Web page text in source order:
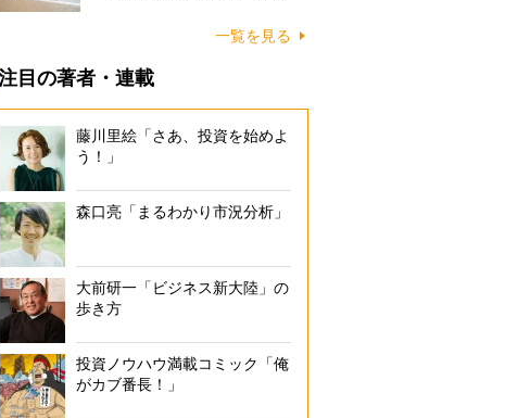
一覧を見る
目の著者・連載
藤川里絵「さあ、投資を始めよ
う！」
森口亮「まるわかり市況分析」
大前研一「ビジネス新大陸」の
歩き方
投資ノウハウ満載コミック「俺
がカブ番長！」